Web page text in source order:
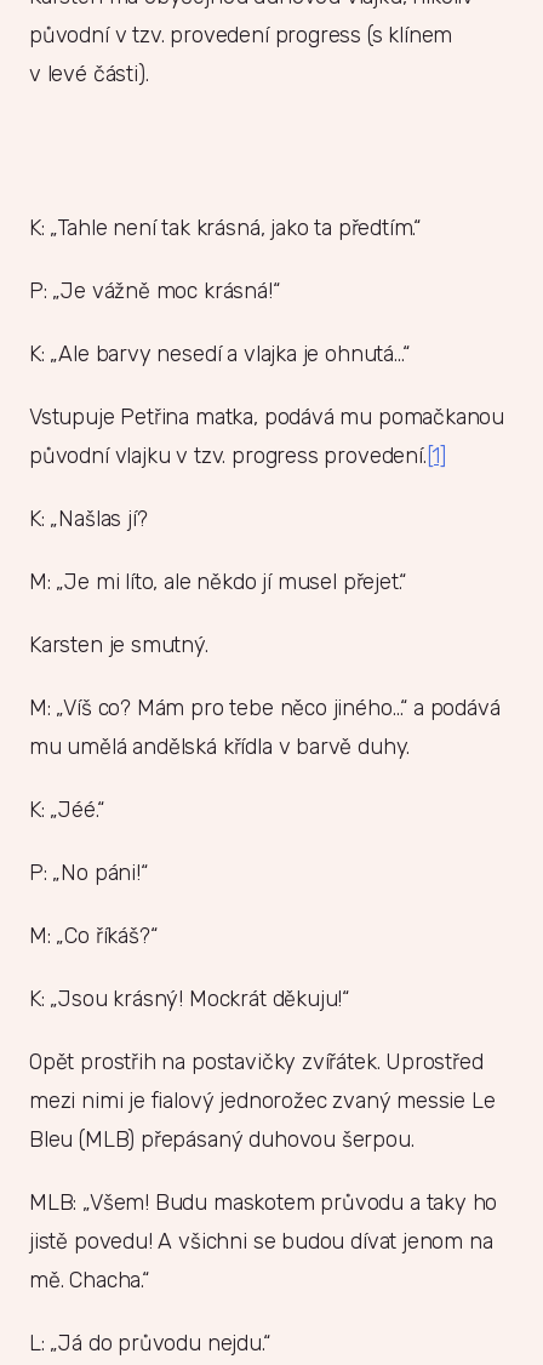
původní v tzv. provedení progress (s klínem
v levé části).
K: „Tahle není tak krásná, jako ta předtím.“
P: „Je vážně moc krásná!“
K: „Ale barvy nesedí a vlajka je ohnutá…“
Vstupuje Petřina matka, podává mu pomačkanou
původní vlajku v tzv. progress provedení.[1]
K: „Našlas jí?
M: „Je mi líto, ale někdo jí musel přejet.“
Karsten je smutný.
M: „Víš co? Mám pro tebe něco jiného…“ a podává
mu umělá andělská křídla v barvě duhy.
K: „Jéé.“
P: „No páni!“
M: „Co říkáš?“
K: „Jsou krásný! Mockrát děkuju!“
Opět prostřih na postavičky zvířátek. Uprostřed
mezi nimi je fialový jednorožec zvaný messie Le
Bleu (MLB) přepásaný duhovou šerpou.
MLB: „Všem! Budu maskotem průvodu a taky ho
jistě povedu! A všichni se budou dívat jenom na
mě. Chacha.“
L: „Já do průvodu nejdu.“